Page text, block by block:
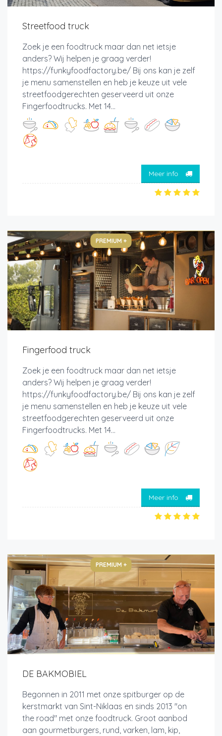
Streetfood truck
Zoek je een foodtruck maar dan net ietsje
anders? Wij helpen je graag verder!
https://funkyfoodfactory.be/ Bij ons kan je zelf
je menu samenstellen en heb je keuze uit vele
streetfoodgerechten geserveerd uit onze
Fingerfoodtrucks. Met 14...
Meer info
PREMIUM +
Fingerfood truck
Zoek je een foodtruck maar dan net ietsje
anders? Wij helpen je graag verder!
https://funkyfoodfactory.be/ Bij ons kan je zelf
je menu samenstellen en heb je keuze uit vele
streetfoodgerechten geserveerd uit onze
Fingerfoodtrucks. Met 14...
Meer info
PREMIUM +
DE BAKMOBIEL
Begonnen in 2011 met onze spitburger op de
kerstmarkt van Sint-Niklaas en sinds 2013 "on
the road" met onze foodtruck. Groot aanbod
aan gourmetburgers, rund, varken, lam, kip,